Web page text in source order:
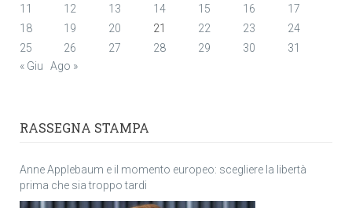
11
12 13 14 15 16
17
18
19 20 21 22 23
24
25
26 27 28 29 30
31
« Giu
Ago »
RASSEGNA STAMPA
Anne Applebaum e il momento europeo: scegliere la libertà
prima che sia troppo tardi